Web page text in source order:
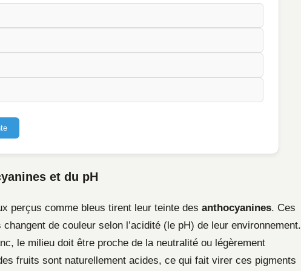
et du pH
perçus comme bleus tirent leur teinte des anthocyanines. Ces
de couleur selon l’acidité (le pH) de leur environnement.
le milieu doit être proche de la neutralité ou légèrement
fruits sont naturellement acides, ce qui fait virer ces pigments